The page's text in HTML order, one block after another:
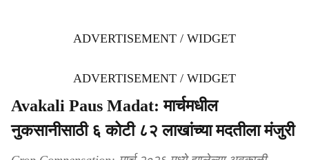
ADVERTISEMENT / WIDGET
ADVERTISEMENT / WIDGET
Avakali Paus Madat: मार्चमधील
नुकसानीसाठी ६ कोटी ८२ लाखांच्या मदतीला मंजुरी